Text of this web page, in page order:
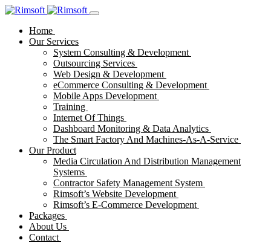
Home
Our Services
System Consulting & Development
Outsourcing Services
Web Design & Development
eCommerce Consulting & Development
Mobile Apps Development
Training
Internet Of Things
Dashboard Monitoring & Data Analytics
The Smart Factory And Machines-As-A-Service
Our Product
Media Circulation And Distribution Management
Systems
Contractor Safety Management System
Rimsoft’s Website Development
Rimsoft’s E-Commerce Development
Packages
About Us
Contact